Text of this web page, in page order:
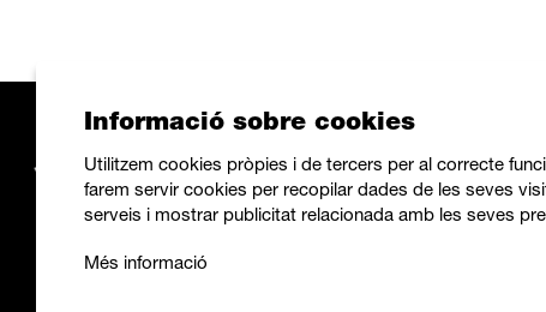
Informació sobre cookies
Utilitzem cookies pròpies i de tercers per al correcte
farem servir cookies per recopilar dades de les seves
serveis i mostrar publicitat relacionada amb les seves
Més informació